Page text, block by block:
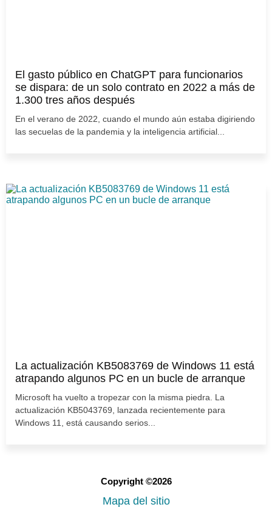
El gasto público en ChatGPT para funcionarios
se dispara: de un solo contrato en 2022 a más de
1.300 tres años después
En el verano de 2022, cuando el mundo aún estaba digiriendo
las secuelas de la pandemia y la inteligencia artificial...
La actualización KB5083769 de Windows 11 está
atrapando algunos PC en un bucle de arranque
Microsoft ha vuelto a tropezar con la misma piedra. La
actualización KB5043769, lanzada recientemente para
Windows 11, está causando serios...
Copyright ©2026
Mapa del sitio